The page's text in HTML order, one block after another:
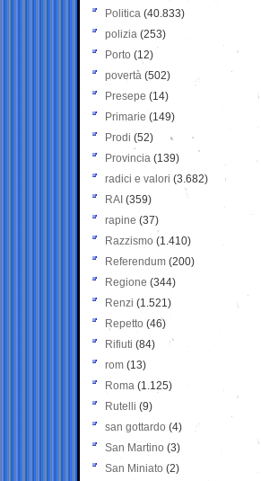
Politica (40.833)
polizia (253)
Porto (12)
povertà (502)
Presepe (14)
Primarie (149)
Prodi (52)
Provincia (139)
radici e valori (3.682)
RAI (359)
rapine (37)
Razzismo (1.410)
Referendum (200)
Regione (344)
Renzi (1.521)
Repetto (46)
Rifiuti (84)
rom (13)
Roma (1.125)
Rutelli (9)
san gottardo (4)
San Martino (3)
San Miniato (2)